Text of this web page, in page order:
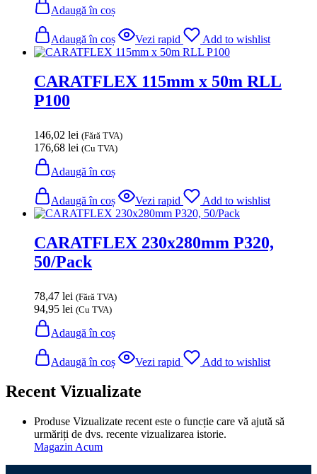
Adaugă în coș
Adaugă în coș Vezi rapid Add to wishlist
CARATFLEX 115mm x 50m RLL
P100
146,02 lei (Fără TVA)
176,68 lei (Cu TVA)
Adaugă în coș
Adaugă în coș Vezi rapid Add to wishlist
CARATFLEX 230x280mm P320,
50/Pack
78,47 lei (Fără TVA)
94,95 lei (Cu TVA)
Adaugă în coș
Adaugă în coș Vezi rapid Add to wishlist
Recent Vizualizate
Produse Vizualizate recent este o funcție care vă ajută să
urmăriți de dvs. recente vizualizarea istorie.
Magazin Acum